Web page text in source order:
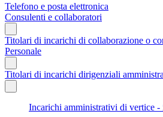
Telefono e posta elettronica
Consulenti e collaboratori
Titolari di incarichi di collaborazione o
Personale
Titolari di incarichi dirigenziali
Incarichi amministrativi di vertice -